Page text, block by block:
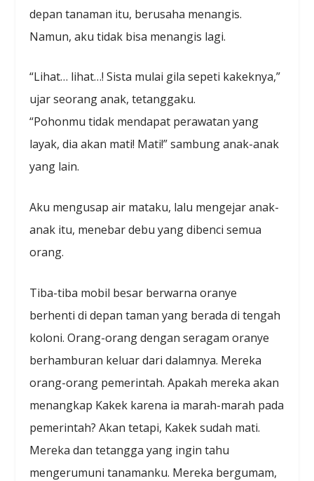
depan tanaman itu, berusaha menangis.
Namun, aku tidak bisa menangis lagi.
“Lihat… lihat…! Sista mulai gila sepeti kakeknya,”
ujar seorang anak, tetanggaku.
“Pohonmu tidak mendapat perawatan yang
layak, dia akan mati! Mati!” sambung anak-anak
yang lain.
Aku mengusap air mataku, lalu mengejar anak-
anak itu, menebar debu yang dibenci semua
orang.
Tiba-tiba mobil besar berwarna oranye
berhenti di depan taman yang berada di tengah
koloni. Orang-orang dengan seragam oranye
berhamburan keluar dari dalamnya. Mereka
orang-orang pemerintah. Apakah mereka akan
menangkap Kakek karena ia marah-marah pada
pemerintah? Akan tetapi, Kakek sudah mati.
Mereka dan tetangga yang ingin tahu
mengerumuni tanamanku. Mereka bergumam,